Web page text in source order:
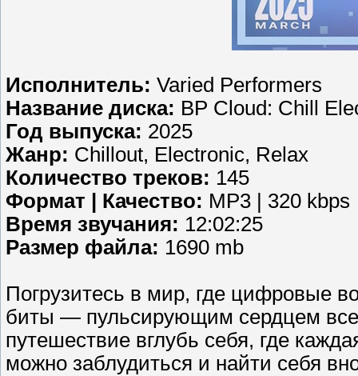
Исполнитель: Varied Performers
Название диска: BP Cloud: Chill
Год выпуска: 2025
Жанр: Chillout, Electronic, Relax
Количество треков: 145
Формат | Качество: MP3 | 320 kbps
Время звучания: 12:02:25
Размер файла: 1690 mb
Погрузитесь в мир, где цифровые
биты — пульсирующим сердцем
путешествие вглубь себя, где
можно заблудиться и найти себя